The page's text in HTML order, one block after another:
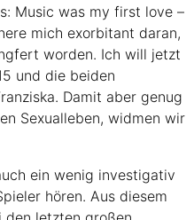
Music was my first love –
mich exorbitant daran,
worden. Ich will jetzt
und die beiden
Damit aber genug
Sexualleben, widmen wir
ein wenig investigativ
hören. Aus diesem